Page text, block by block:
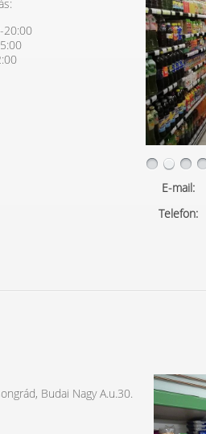
20:00
E-mail:
Telefon:
Budai Nagy A.u.30.